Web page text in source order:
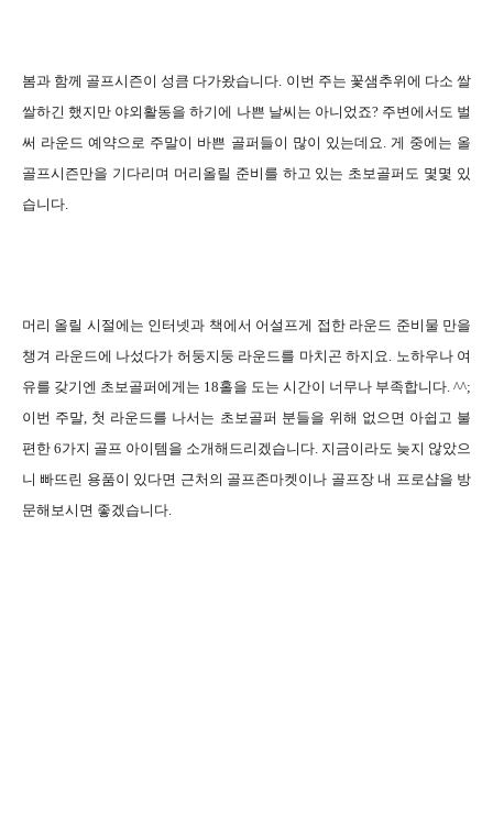
봄과 함께 골프시즌이 성큼 다가왔습니다. 이번 주는 꽃샘추위에 다소 쌀
쌀하긴 했지만 야외활동을 하기에 나쁜 날씨는 아니었죠? 주변에서도 벌
써 라운드 예약으로 주말이 바쁜 골퍼들이 많이 있는데요. 게 중에는 올
골프시즌만을 기다리며 머리올릴 준비를 하고 있는 초보골퍼도 몇몇 있
습니다.
머리 올릴 시절에는 인터넷과 책에서 어설프게 접한 라운드 준비물 만을
챙겨 라운드에 나섰다가 허둥지둥 라운드를 마치곤 하지요. 노하우나 여
유를 갖기엔 초보골퍼에게는 18홀을 도는 시간이 너무나 부족합니다. ^^;
이번 주말, 첫 라운드를 나서는 초보골퍼 분들을 위해 없으면 아쉽고 불
편한 6가지 골프 아이템을 소개해드리겠습니다. 지금이라도 늦지 않았으
니 빠뜨린 용품이 있다면 근처의 골프존마켓이나 골프장 내 프로샵을 방
문해보시면 좋겠습니다.